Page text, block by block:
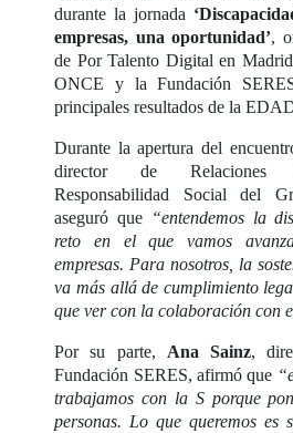
durante la jornada
empresas, una oportunidad’,
de Por Talento Digital en
ONCE y la Fundación
principales resultados de la
Durante la apertura del
director de Relaciones
Responsabilidad Social del
aseguró que “entendemos la
reto en el que vamos
empresas. Para nosotros, la
va más allá de cumplimiento
que ver con la colaboración con
Por su parte, Ana Sainz,
Fundación SERES, afirmó que
trabajamos con la S porque
personas. Lo que queremos es